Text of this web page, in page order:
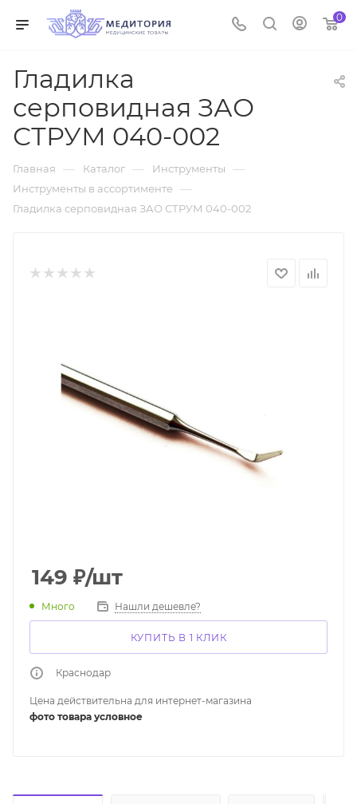
0
Гладилка
серповидная ЗАО
СТРУМ 040-002
Главная — Каталог — Инструменты —
Инструменты в ассортименте —
Гладилка серповидная ЗАО СТРУМ 040-002
149 ₽/шт
Много Нашли дешевле?
КУПИТЬ В 1 КЛИК
Краснодар
Цена действительна для интернет-магазина
фото товара условное